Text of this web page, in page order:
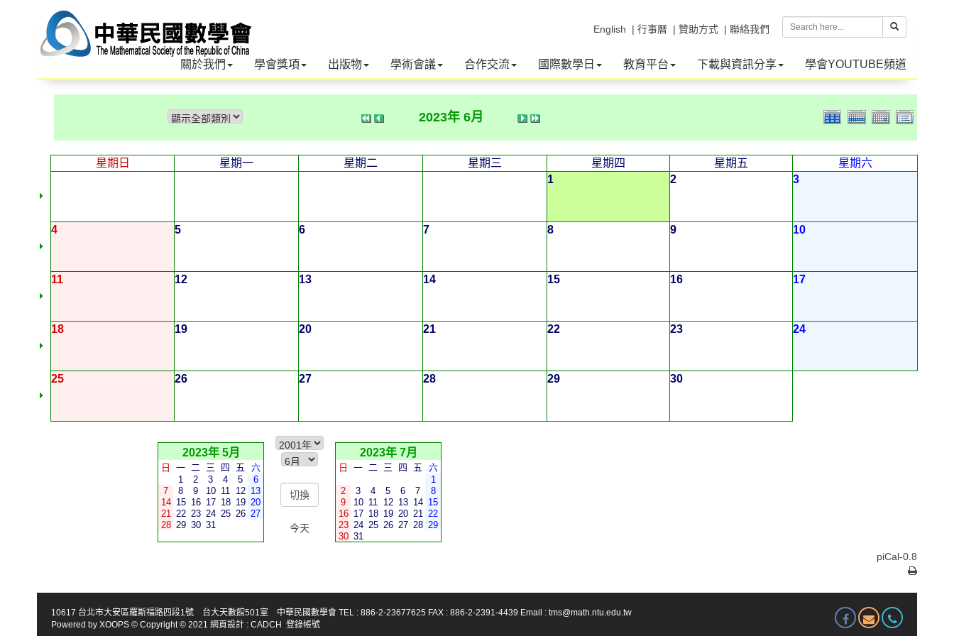
| 聯絡我們
| 贊助方式
| 行事曆
English
關於我們 學會獎項 出版物 學術會議 合作交流 國際數學日 教育平台 下載與資訊分享 學會YOUTUBE頻道
2023年 6月
星期日 星期一 星期二 星期三 星期四 星期五
星期六
1
2 3
4 5 6 7 8 9 10
11 12 13 14 15 16 17
18 19 20 21 22 23 24
25 26 27 28 29 30
2023年 5月
日 一 二 三 四 五
六
1
2 3 4 5
6
7
8 9 10 11 12 13
14 15 16 17 18 19 20
21 22 23 24 25 26 27
28 29 30 31 今天
2023年 7月
日 一 二 三 四 五
六
1
2
3 4 5 6 7
8
9
10 11 12 13 14 15
16 17 18 19 20 21 22
23 24 25 26 27 28 29
30 31
piCal-0.8
10617 台北市大安區羅斯福路四段1號 台大天數館501室 中華民國數學會 TEL : 886-2-23677625 FAX : 886-2-2391-4439 Email : tms@math.ntu.edu.tw
Powered by XOOPS © Copyright © 2021 網頁設計 : CADCH 登錄帳號